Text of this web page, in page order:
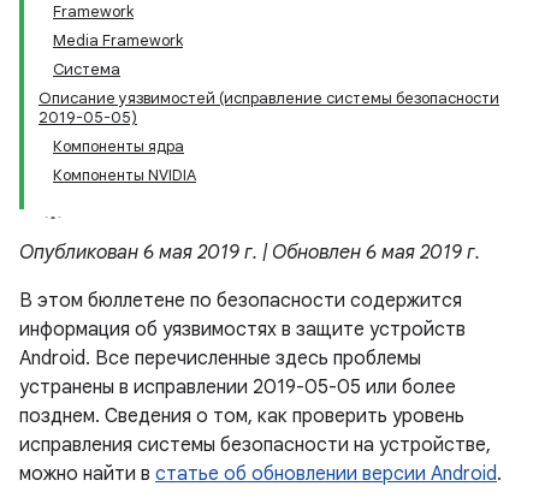
Framework
Media Framework
Система
Описание уязвимостей (исправление системы безопасности
2019-05-05)
Компоненты ядра
Компоненты NVIDIA
Опубликован 6 мая 2019 г. | Обновлен 6 мая 2019 г.
В этом бюллетене по безопасности содержится
информация об уязвимостях в защите устройств
Android. Все перечисленные здесь проблемы
устранены в исправлении 2019-05-05 или более
позднем. Сведения о том, как проверить уровень
исправления системы безопасности на устройстве,
можно найти в статье об обновлении версии Android.